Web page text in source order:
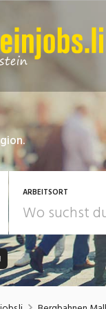
ARBEITSORT